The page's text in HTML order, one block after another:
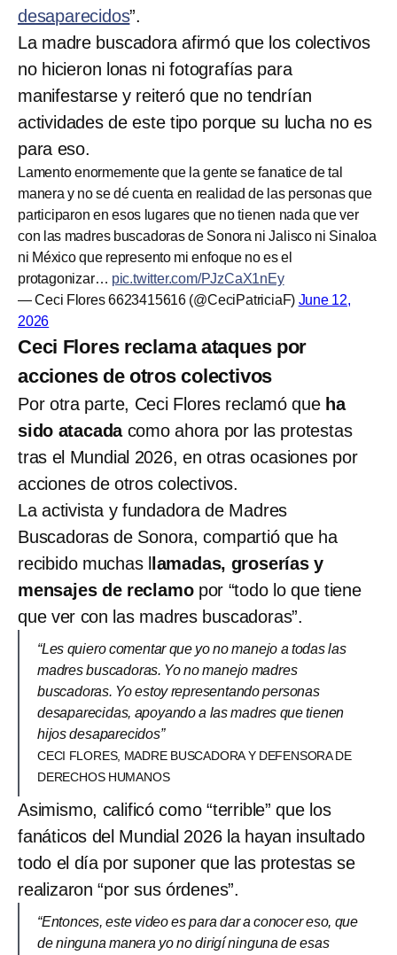
desaparecidos”.
La madre buscadora afirmó que los colectivos
no hicieron lonas ni fotografías para
manifestarse y reiteró que no tendrían
actividades de este tipo porque su lucha no es
para eso.
Lamento enormemente que la gente se fanatice de tal
manera y no se dé cuenta en realidad de las personas que
participaron en esos lugares que no tienen nada que ver
con las madres buscadoras de Sonora ni Jalisco ni Sinaloa
ni México que represento mi enfoque no es el
protagonizar… pic.twitter.com/PJzCaX1nEy
— Ceci Flores 6623415616 (@CeciPatriciaF) June 12,
2026
Ceci Flores reclama ataques por
acciones de otros colectivos
Por otra parte, Ceci Flores reclamó queha
sido atacadacomo ahora por las protestas
tras el Mundial 2026, en otras ocasiones por
acciones de otros colectivos.
La activista y fundadora de Madres
Buscadoras de Sonora, compartió que ha
recibido muchas l
lamadas, groserías y
mensajes de reclamopor “todo lo que tiene
que ver con las madres buscadoras”.
“Les quiero comentar que yo no manejo a todas las
madres buscadoras. Yo no manejo madres
buscadoras. Yo estoy representando personas
desaparecidas, apoyando a las madres que tienen
hijos desaparecidos”
CECI FLORES, MADRE BUSCADORA Y DEFENSORA DE
DERECHOS HUMANOS
Asimismo, calificó como “terrible” que los
fanáticos del Mundial 2026 la hayan insultado
todo el día por suponer que las protestas se
realizaron “por sus órdenes”.
“Entonces, este video es para dar a conocer eso, que
de ninguna manera yo no dirigí ninguna de esas